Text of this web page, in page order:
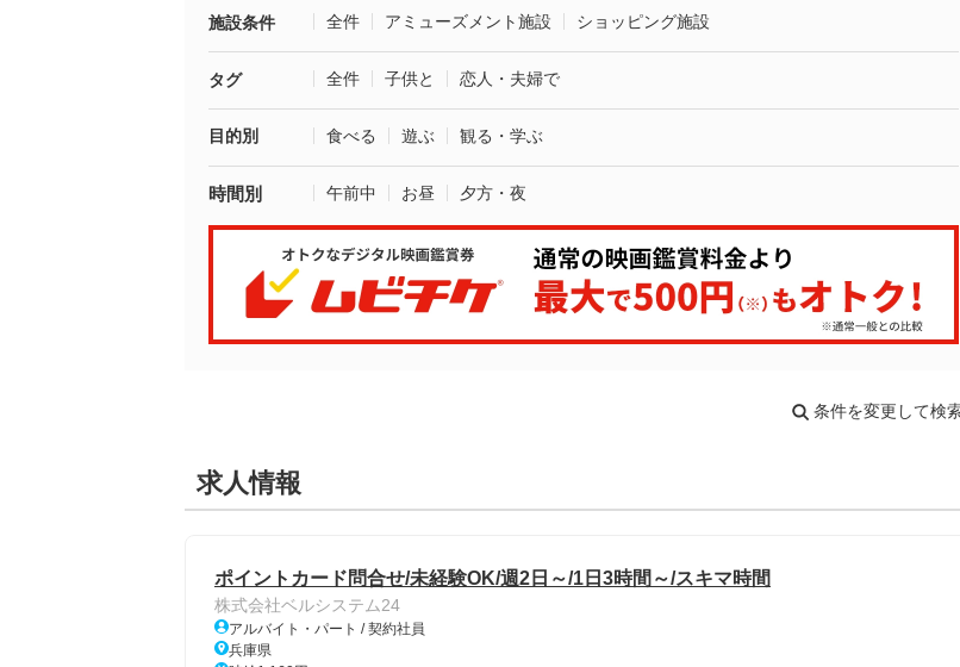
施設条件 全件 アミューズメント施設 ショッピング施設
タグ 全件 子供と 恋人・夫婦で
目的別 食べる 遊ぶ 観る・学ぶ
時間別 午前中 お昼 夕方・夜
条件を変更して検
求人情報
ポイントカード問合せ/未経験OK/週2日～/1日3時間～/スキマ時間
株式会社ベルシステム24
アルバイト・パート / 契約社員
兵庫県